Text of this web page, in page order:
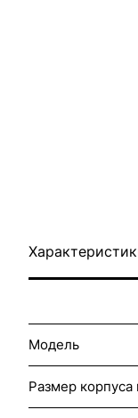
Модель
Размер